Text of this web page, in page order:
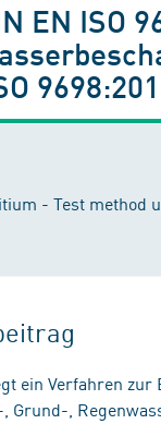
EN ISO
- Test method
ein Verfahren
Grund-,